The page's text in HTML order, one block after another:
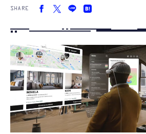
FOLLOW US
SHARE